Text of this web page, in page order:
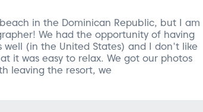
in the Dominican Republic, but I am
We had the opportunity of having
(in the United States) and I don't like
it was easy to relax. We got our photos
leaving the resort, we